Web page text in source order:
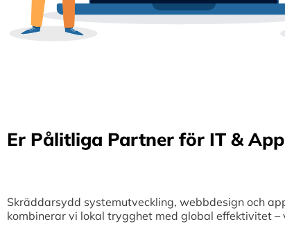
Er Pålitliga Partner för IT &
Skräddarsydd systemutveckling, webbdesign och
kombinerar vi lokal trygghet med global effektivitet